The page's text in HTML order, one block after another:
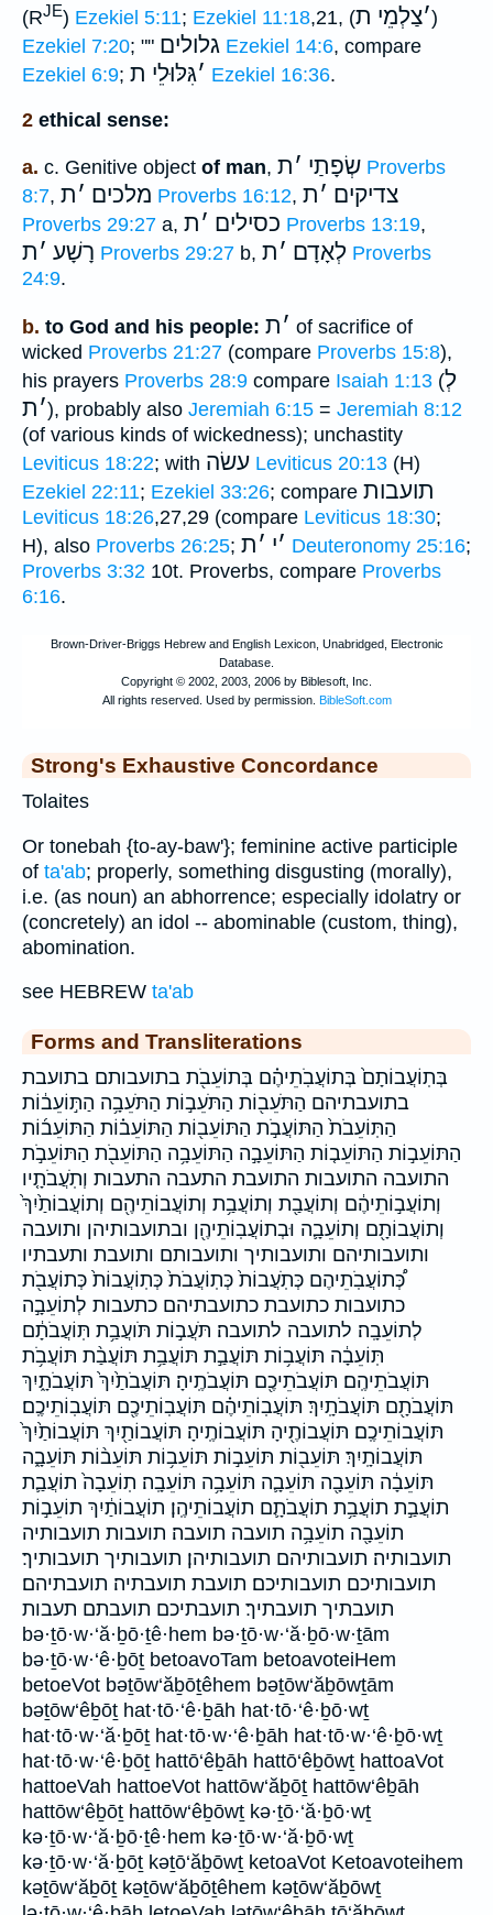
(RJE) Ezekiel 5:11; Ezekiel 11:18,21, ( ׳צַלְמֵי ת )
Ezekiel 7:20; "" גלולים Ezekiel 14:6, compare
Ezekiel 6:9; ׳גִּלּוּלֵי ת Ezekiel 16:36.
2 ethical sense:
a. c. Genitive object of man, שְׂפָתַי ׳ת
Proverbs
8:7, מלכים ׳ת Proverbs 16:12, צדיקים ׳ת
Proverbs 29:27 a, כסילים ׳ת Proverbs 13:19,
רָשָׁע ׳ת Proverbs 29:27 b, לְאָדָם ׳ת
Proverbs
24:9.
b. to God and his people: ׳ת
of sacrifice of
wicked Proverbs 21:27 (compare Proverbs 15:8),
his prayers Proverbs 28:9 compare Isaiah 1:13 (לְ
׳ת ), probably also Jeremiah 6:15 = Jeremiah 8:12
(of various kinds of wickedness); unchastity
Leviticus 18:22; with עשׂה Leviticus 20:13 (H)
Ezekiel 22:11; Ezekiel 33:26; compare תועבות
Leviticus 18:26,27,29 (compare Leviticus 18:30;
H), also Proverbs 26:25; ׳י ׳ת Deuteronomy 25:16;
Proverbs 3:32 10t. Proverbs, compare Proverbs
6:16.
Strong's Exhaustive Concordance
Tolaites
Or tonebah {to-ay-baw'}; feminine active participle
of ta'ab; properly, something disgusting (morally),
i.e. (as noun) an abhorrence; especially idolatry or
(concretely) an idol -- abominable (custom, thing),
abomination.
see HEBREW ta'ab
Forms and Transliterations
בְּתֽוֹעֲבוֹתָם֙ בְּתוֹעֲבֹֽתֵיהֶ֗ם בְּתוֹעֵבֹ֖ת בתועבותם בתועבת
בתועבתיהם הַתֹּעֵב֖וֹת הַתֹּעֵב֣וֹת הַתֹּעֵבָ֥ה הַתּ֣וֹעֵב֔וֹת
הַתּֽוֹעֵבֹת֙ הַתּוֹעֲבֹ֣ת הַתּוֹעֵב֖וֹת הַתּוֹעֵב֗וֹת הַתּוֹעֵב֜וֹת
הַתּוֹעֵב֣וֹת הַתּוֹעֵב֤וֹת הַתּוֹעֵבָ֣ה הַתּוֹעֵבָ֥ה הַתּוֹעֵבֹ֖ת הַתּוֹעֵבֹ֣ת
התועבה התועבות התועבת התעבה התעבות וְתֹֽעֲבֹתָ֤יו
וְתוֹעֲב֣וֹתֵיהֶ֔ם וְתוֹעֲבַ֖ת וְתוֹעֲבַ֥ת וְתוֹעֲבוֹתֵיהֶ֖ם וְתוֹעֲבוֹתַ֙יִךְ֙
וְתוֹעֲבוֹתָ֖ם וְתוֹעֵבָ֛ה וּבְתוֹעֲבֽוֹתֵיהֶ֖ן ובתועבותיהן ותועבה
ותועבותיהם ותועבותיך ותועבותם ותועבת ותעבתיו
כְּ֠תוֹעֲבֹֽתֵיהֶם כְּתֹֽעֲבוֹת֙ כְּתֽוֹעֲבֹת֙ כְּתֽוֹעֲבוֹת֙ כְּתוֹעֲבֹ֖ת
כתועבות כתועבת כתועבתיהם כתעבות לְתוֹעֵבָ֣ה
לְתוֹעֵבָֽה׃ לתועבה לתועבה׃ תֹּעֲב֣וֹת תֹּועֲבַ֥ת תּֽוֹעֲבֹתָ֔ם
תּֽוֹעֵבָ֔ה תּוֹעֲב֥וֹת תּוֹעֲבַ֣ת תּוֹעֲבַ֥ת תּוֹעֲבַ֨ת תּוֹעֲבֹ֥ת
תּוֹעֲבֹתֵיהֶֽם׃ תּוֹעֲבֹתֵיכֶ֖ם תּוֹעֲבֹתֶֽיהָ׃ תּוֹעֲבֹתַ֙יִךְ֙ תּוֹעֲבֹתָ֑יִךְ
תּוֹעֲבֹתָ֖ם תּוֹעֲבֹתָֽיִךְ׃ תּוֹעֲבֽוֹתֵיהֶ֗ם תּוֹעֲבֽוֹתֵיכֶ֖ם תּוֹעֲבֽוֹתֵיכֶֽם׃
תּוֹעֲבוֹתֵיכֶֽם׃ תּוֹעֲבוֹתֶ֖יהָ תּוֹעֲבוֹתֶֽיהָ׃ תּוֹעֲבוֹתַ֖יִךְ תּוֹעֲבוֹתַ֙יִךְ֙
תּוֹעֲבוֹתָֽיִךְ׃ תּוֹעֵב֖וֹת תּוֹעֵב֣וֹת תּוֹעֵב֥וֹת תּוֹעֵב֨וֹת תּוֹעֵבָ֑ה
תּוֹעֵבָ֔ה תּוֹעֵבָ֖ה תּוֹעֵבָ֛ה תּוֹעֵבָ֥ה תּוֹעֵבָֽה׃ תֽוֹעֵבָה֙ תוֹעֲבַ֛ת
תוֹעֲבַ֣ת תוֹעֲבַ֥ת תוֹעֲבֹתָ֛ם תוֹעֲבוֹתֵיהֶֽן׃ תוֹעֲבוֹתַ֔יִךְ תוֹעֵב֣וֹת
תוֹעֵבָ֖ה תוֹעֵבָ֥ה תועבה תועבה׃ תועבות תועבותיה
תועבותיה׃ תועבותיהם תועבותיהן׃ תועבותיך תועבותיך׃
תועבותיכם תועבותיכם׃ תועבת תועבתיה׃ תועבתיהם׃
תועבתיך תועבתיך׃ תועבתיכם תועבתם תעבות
bə·ṯō·w·‘ă·ḇō·ṯê·hem bə·ṯō·w·‘ă·ḇō·w·ṯām
bə·ṯō·w·‘ê·ḇōṯ betoavoTam betoavoteiHem
betoeVot bəṯōw‘ăḇōṯêhem bəṯōw‘ăḇōwṯām
bəṯōw‘êḇōṯ hat·tō·‘ê·ḇāh hat·tō·‘ê·ḇō·wṯ
hat·tō·w·‘ă·ḇōṯ hat·tō·w·‘ê·ḇāh hat·tō·w·‘ê·ḇō·wṯ
hat·tō·w·‘ê·ḇōṯ hattō‘êḇāh hattō‘êḇōwṯ hattoaVot
hattoeVah hattoeVot hattōw‘ăḇōṯ hattōw‘êḇāh
hattōw‘êḇōṯ hattōw‘êḇōwṯ kə·ṯō·‘ă·ḇō·wṯ
kə·ṯō·w·‘ă·ḇō·ṯê·hem kə·ṯō·w·‘ă·ḇō·wṯ
kə·ṯō·w·‘ă·ḇōṯ kəṯō‘ăḇōwṯ ketoaVot Ketoavoteihem
kəṯōw‘ăḇōṯ kəṯōw‘ăḇōṯêhem kəṯōw‘ăḇōwṯ